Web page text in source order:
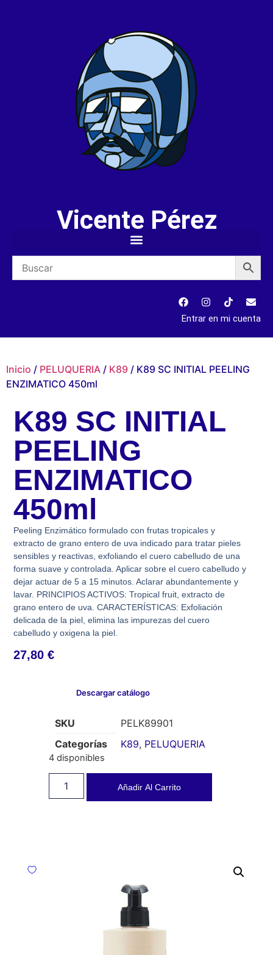
Vicente Pérez
Entrar en mi cuenta
Inicio / PELUQUERIA / K89 / K89 SC INITIAL PEELING
ENZIMATICO 450ml
K89 SC INITIAL
PEELING
ENZIMATICO
450ml
Peeling Enzimático formulado con frutas tropicales y
extracto de grano entero de uva indicado para tratar pieles
sensibles y reactivas, exfoliando el cuero cabelludo de una
forma suave y controlada. Aplicar sobre el cuero cabelludo y
dejar actuar de 5 a 15 minutos. Aclarar abundantemente y
lavar. PRINCIPIOS ACTIVOS: Tropical fruit, extracto de
grano entero de uva. CARACTERÍSTICAS: Exfoliación
delicada de la piel, elimina las impurezas del cuero
cabelludo y oxigena la piel.
27,80€
Descargar catálogo
SKU
PELK89901
Categorías
K89, PELUQUERIA
4 disponibles
Añadir Al Carrito